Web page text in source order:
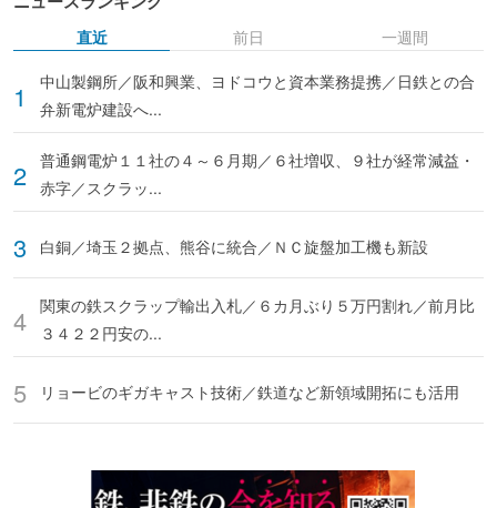
直近
中山製鋼所／阪和興業、ヨドコウと資本業務提携／日鉄との合
弁新電炉建設へ...
普通鋼電炉１１社の４～６月期／６社増収、９社が経常減益・
赤字／スクラッ...
白銅／埼玉２拠点、熊谷に統合／ＮＣ旋盤加工機も新設
関東の鉄スクラップ輸出入札／６カ月ぶり５万円割れ／前月比
３４２２円安の...
リョービのギガキャスト技術／鉄道など新領域開拓にも活用
前日 一週間